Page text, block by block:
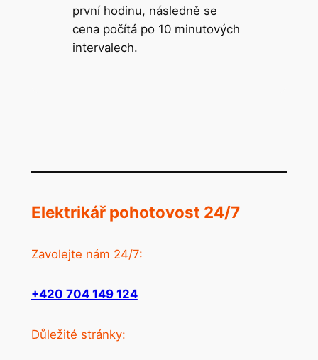
první hodinu, následně se
cena počítá po 10 minutových
intervalech.
Elektrikář pohotovost 24/7
Zavolejte nám 24/7:
+420 704 149 124
Důležité stránky: